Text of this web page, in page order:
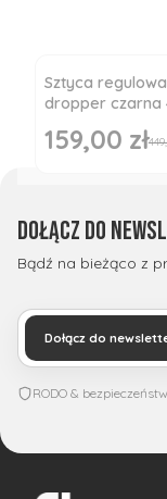
Sztyca
dropper czarna
Cena
159,00 zł
Dołącz do
Bądź na bieżąco z
Dołącz do
RODO &